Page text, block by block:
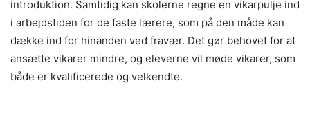
introduktion. Samtidig kan skolerne regne en vikarpulje ind
i arbejdstiden for de faste lærere, som på den måde kan
dække ind for hinanden ved fravær. Det gør behovet for at
ansætte vikarer mindre, og eleverne vil møde vikarer, som
både er kvalificerede og velkendte.